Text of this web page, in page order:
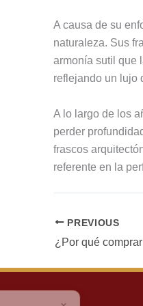
A causa de su
naturaleza. Sus
armonía sutil que
reflejando un lujo
A lo largo de los
perder
frascos
referente en la
PREVIOUS
¿Por qué
×